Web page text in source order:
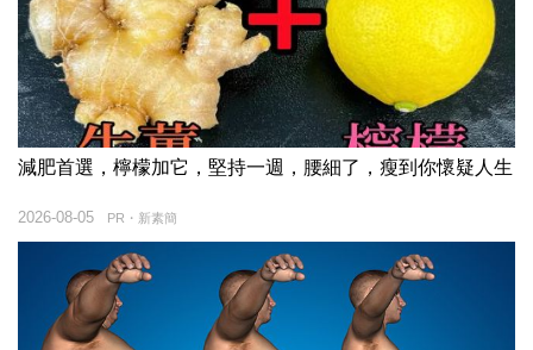
減肥首選，檸檬加它，堅持一週，腰細了，瘦到你懷疑人生
PR・新素簡
2026-08-05